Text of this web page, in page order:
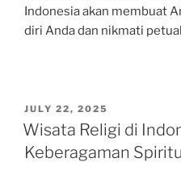
Indonesia akan membuat
diri Anda dan nikmati
POSTED
ON
JULY 22, 2025
Wisata Religi di
Keberagaman